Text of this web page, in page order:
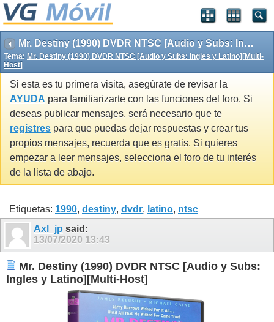
Mr. Destiny (1990) DVDR NTSC [Audio y Subs: Ingles y Latino][Multi-Host]
Tema: Mr. Destiny (1990) DVDR NTSC [Audio y Subs: Ingles y Latino][Multi-
Host]
Si esta es tu primera visita, asegúrate de revisar la
AYUDA para familiarizarte con las funciones del foro. Si
deseas publicar mensajes, será necesario que te
registres para que puedas dejar respuestas y crear tus
propios mensajes, recuerda que es gratis. Si quieres
empezar a leer mensajes, selecciona el foro de tu interés
de la lista de abajo.
Etiquetas: 1990, destiny, dvdr, latino, ntsc
Axl_jp said:
13/07/2020 13:43
Mr. Destiny (1990) DVDR NTSC [Audio y Subs:
Ingles y Latino][Multi-Host]